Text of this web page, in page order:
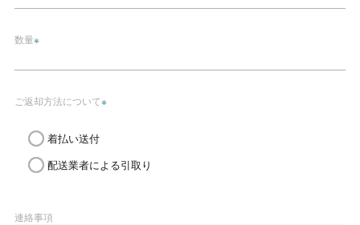
数量※
ご返却方法について※
着払い送付
配送業者による引取り
連絡事項